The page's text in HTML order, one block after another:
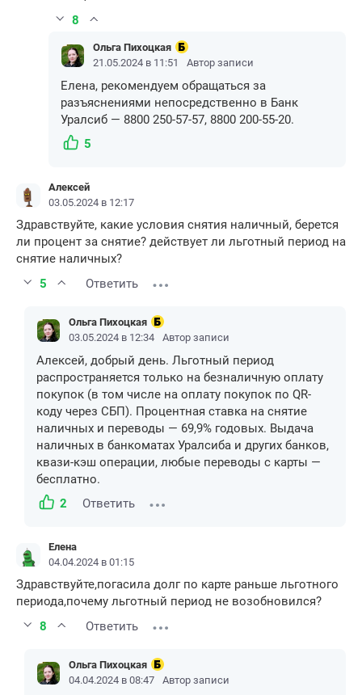
8
Ольга Пихоцкая
21.05.2024 в 11:51
Автор записи
Елена, рекомендуем обращаться за
разъяснениями непосредственно в Банк
Уралсиб — 8800 250-57-57, 8800 200-55-20.
5
Алексей
03.05.2024 в 12:17
Здравствуйте, какие условия снятия наличный, берется
ли процент за снятие? действует ли льготный период на
снятие наличных?
5
Ответить
Ольга Пихоцкая
03.05.2024 в 12:34
Автор записи
Алексей, добрый день. Льготный период
распространяется только на безналичную оплату
покупок (в том числе на оплату покупок по QR-
коду через СБП). Процентная ставка на снятие
наличных и переводы — 69,9% годовых. Выдача
наличных в банкоматах Уралсиба и других банков,
квази-кэш операции, любые переводы с карты —
бесплатно.
2
Ответить
Елена
04.04.2024 в 01:15
Здравствуйте,погасила долг по карте раньше льготного
периода,почему льготный период не возобновился?
8
Ответить
Ольга Пихоцкая
04.04.2024 в 08:47
Автор записи